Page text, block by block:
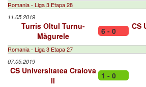
Romania - Liga 3 Etapa 28
11.05.2019
Turris Oltul Turnu-
Măgurele
6 - 0
CS
Romania - Liga 3 Etapa 27
07.05.2019
CS Universitatea Craiova
II
1 - 0